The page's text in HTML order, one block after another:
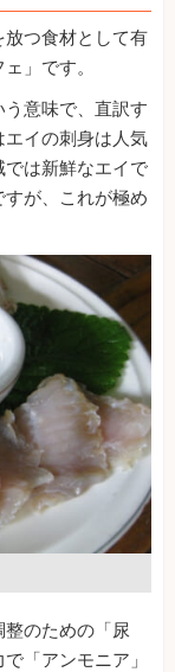
放つ食材として有
」です。
意味で、直訳す
エイの刺身は人気
は新鮮なエイで
が、これが極め
のための「尿
「アンモニア」